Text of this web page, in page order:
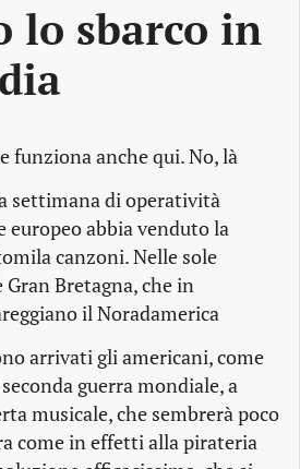
lo sbarco in
funziona anche qui. No, là
settimana di operatività
europeo abbia venduto la
canzoni. Nelle sole
Gran Bretagna, che in
il Noradamerica
arrivati gli americani, come
guerra mondiale, a
musicale, che sembrerà poco
come in effetti alla pirateria